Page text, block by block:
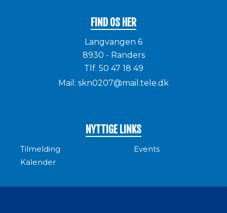
FIND OS HER
Langvangen 6
8930 - Randers
Tlf. 50 47 18 49
Mail: skn0207@mail.tele.dk
NYTTIGE LINKS
Tilmelding
Events
Kalender